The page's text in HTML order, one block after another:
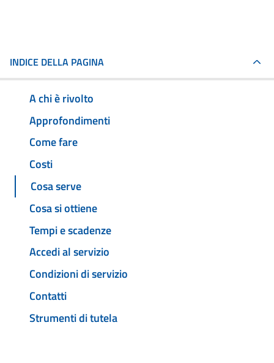
INDICE DELLA PAGINA
A chi è rivolto
Approfondimenti
Come fare
Costi
Cosa serve
Cosa si ottiene
Tempi e scadenze
Accedi al servizio
Condizioni di servizio
Contatti
Strumenti di tutela